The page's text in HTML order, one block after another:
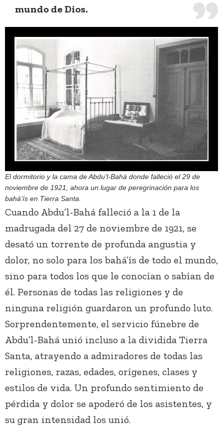
mundo de Dios.
El dormitorio y la cama de Abdu’l-Bahá donde falleció el 29 de
noviembre de 1921, ahora un lugar de peregrinación para los
bahá’ís en Tierra Santa.
Cuando Abdu’l-Bahá falleció a la 1 de la
madrugada del 27 de noviembre de 1921, se
desató un torrente de profunda angustia y
dolor, no solo para los bahá’ís de todo el mundo,
sino para todos los que le conocían o sabían de
él. Personas de todas las religiones y de
ninguna religión guardaron un profundo luto.
Sorprendentemente, el servicio fúnebre de
Abdu’l-Bahá unió incluso a la dividida Tierra
Santa, atrayendo a admiradores de todas las
religiones, razas, edades, orígenes, clases y
estilos de vida. Un profundo sentimiento de
pérdida y dolor se apoderó de los asistentes, y
su gran intensidad los unió.